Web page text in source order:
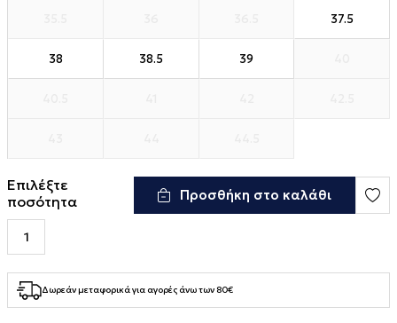
37.5
38 38.5 39
Επιλέξτε
ποσότητα
Προσθήκη στο καλάθι
Δωρεάν μεταφορικά για αγορές άνω των 80€